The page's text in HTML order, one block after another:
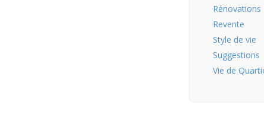
Rénovations
Revente
Style de vie
Suggestions
Vie de